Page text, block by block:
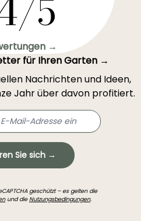
5
→
für Ihren Garten →
Nachrichten und Ideen,
Jahr über davon profitiert.
Sie sich →
geschützt – es gelten die
und dieNutzungsbedingungen.